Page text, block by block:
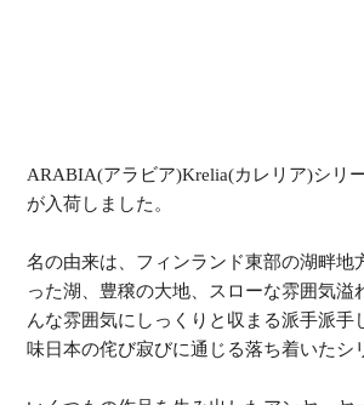
ARABIA(アラビア)Krelia(カレリア)シリ
が入荷しました。
名の由来は、フィンランド東部の湖畔地
った湖、豊穣の大地、スローな雰囲気溢
んな雰囲気にしっくりと収まる派手派手
味日本の侘び寂びに通じる落ち着いたシ